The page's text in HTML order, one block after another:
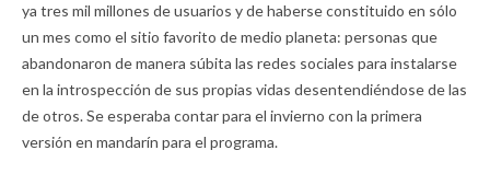
ya tres mil millones de usuarios y de haberse constituido en sólo
un mes como el sitio favorito de medio planeta: personas que
abandonaron de manera súbita las redes sociales para instalarse
en la introspección de sus propias vidas desentendiéndose de las
de otros. Se esperaba contar para el invierno con la primera
versión en mandarín para el programa.